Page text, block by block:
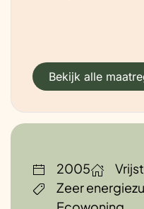
Bekijk alle
2005
Zeer